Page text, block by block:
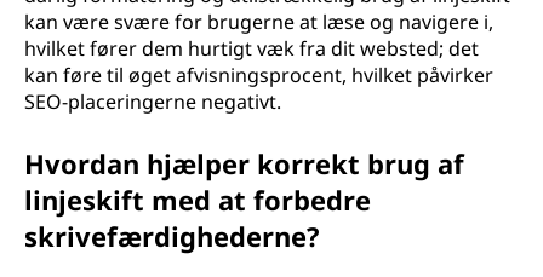
kan være svære for brugerne at læse og navigere i,
hvilket fører dem hurtigt væk fra dit websted; det
kan føre til øget afvisningsprocent, hvilket påvirker
SEO-placeringerne negativt.
Hvordan hjælper korrekt brug af
linjeskift med at forbedre
skrivefærdighederne?